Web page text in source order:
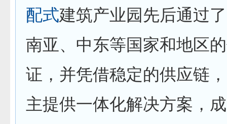
配式建筑产业园先后通过
南亚、中东等国家和地区
证，并凭借稳定的供应链
主提供一体化解决方案，